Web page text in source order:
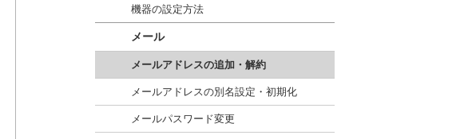
機器の設定方法
メール
メールアドレスの追加・解約
メールアドレスの別名設定・初期化
メールパスワード変更